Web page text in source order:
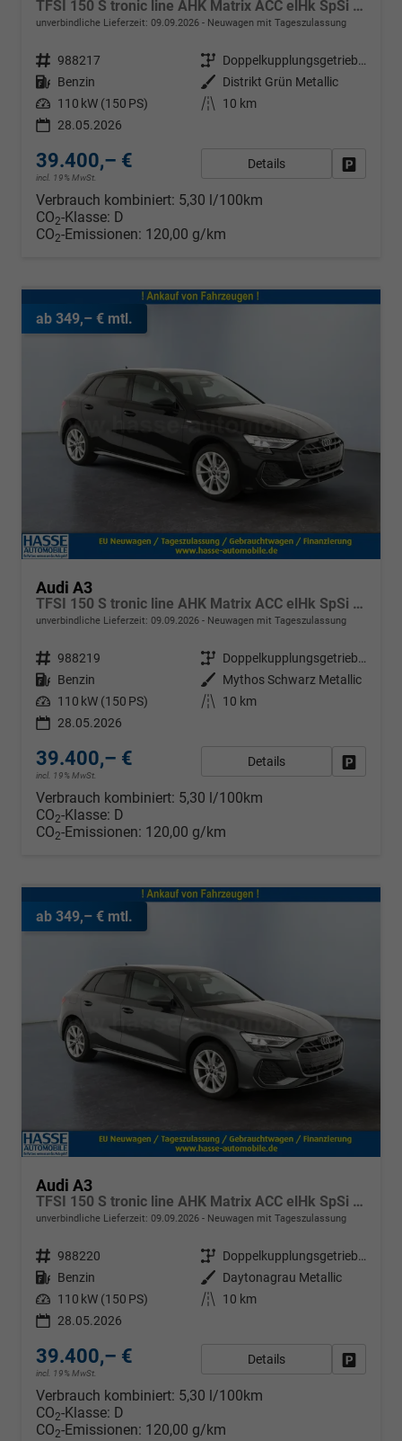
TFSI 150 S tronic line AHK Matrix ACC elHk SpSi 3JG
unverbindliche Lieferzeit: 09.09.2026 Neuwagen mit Tageszulassung
Fahrzeugnr. 988217 Getriebe
Doppelkupplungsgetriebe (DSG)
Kraftstoff Benzin Außenfarbe
Distrikt Grün Metallic
Leistung 110 kW (150 PS) Kilometerstand
10 km
28.05.2026
39.400,– €
incl. 19% MwSt.
Details
Verbrauch kombiniert: 5,30 l/100km
CO2-Klasse: D
CO2-Emissionen: 120,00 g/km
ab 349,– € mtl.
Audi A3
TFSI 150 S tronic line AHK Matrix ACC elHk SpSi 3JG
unverbindliche Lieferzeit: 09.09.2026 Neuwagen mit Tageszulassung
Fahrzeugnr. 988219 Getriebe
Doppelkupplungsgetriebe (DSG)
Kraftstoff Benzin Außenfarbe
Mythos Schwarz Metallic
Leistung 110 kW (150 PS) Kilometerstand
10 km
28.05.2026
39.400,– €
incl. 19% MwSt.
Details
Verbrauch kombiniert: 5,30 l/100km
CO2-Klasse: D
CO2-Emissionen: 120,00 g/km
ab 349,– € mtl.
Audi A3
TFSI 150 S tronic line AHK Matrix ACC elHk SpSi 3JG
unverbindliche Lieferzeit: 09.09.2026 Neuwagen mit Tageszulassung
Fahrzeugnr. 988220 Getriebe
Doppelkupplungsgetriebe (DSG)
Kraftstoff Benzin Außenfarbe
Daytonagrau Metallic
Leistung 110 kW (150 PS) Kilometerstand
10 km
28.05.2026
39.400,– €
incl. 19% MwSt.
Details
Verbrauch kombiniert: 5,30 l/100km
CO2-Klasse: D
CO2-Emissionen: 120,00 g/km